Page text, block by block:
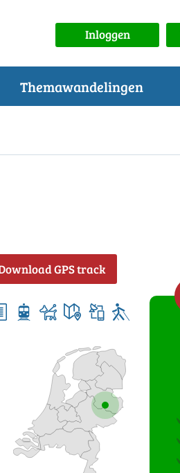
Inloggen
Themawandelingen
GPS track